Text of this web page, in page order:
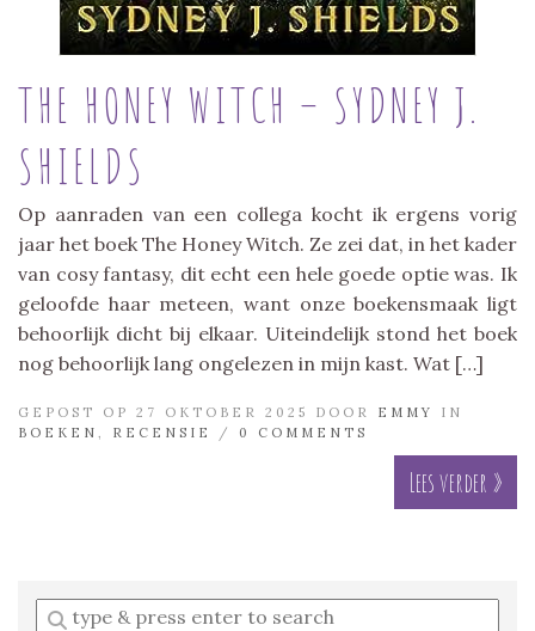
THE HONEY WITCH – SYDNEY J.
SHIELDS
Op aanraden van een collega kocht ik ergens vorig
jaar het boek The Honey Witch. Ze zei dat, in het kader
van cosy fantasy, dit echt een hele goede optie was. Ik
geloofde haar meteen, want onze boekensmaak ligt
behoorlijk dicht bij elkaar. Uiteindelijk stond het boek
nog behoorlijk lang ongelezen in mijn kast. Wat […]
GEPOST OP 27 OKTOBER 2025 DOOR EMMY
IN
BOEKEN , RECENSIE / 0 COMMENTS
Lees verder »
Enter